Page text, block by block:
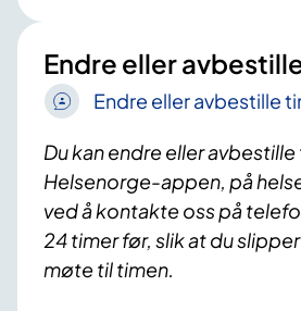
Endre eller
Endre eller avbestille
Du kan endre eller
Helsenorge-appen, på
ved å kontakte oss på
24 timer før, slik at du
møte til timen.